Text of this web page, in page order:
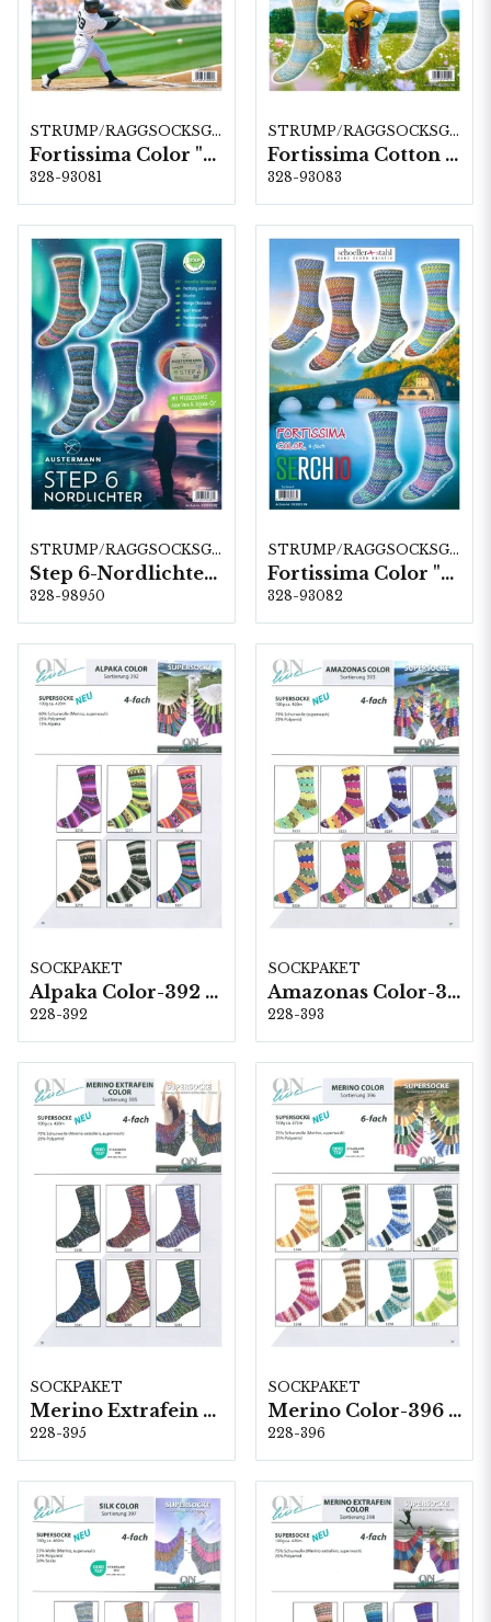
STRUMP/RAGGSOCKSGARN
Fortissima Color "Linienspiel" 4-fach, 6 färger á 1,0 kg.
328-93081
STRUMP/RAGGSOCKSGARN
Fortissima Cotton "Frühlingsgruss" 4-fach, 6 färger a1,0 kg.
328-93083
STRUMP/RAGGSOCKSGARN
Step 6-Nordlichter, 5 färger á 1,5 kg.
328-98950
STRUMP/RAGGSOCKSGARN
Fortissima Color "Serchio" 4-fach, 6 färger á 1,0 kg.
328-93082
SOCKPAKET
Alpaka Color-392 (4-fach) 6 x 1 kg
228-392
SOCKPAKET
Amazonas Color-393 (4-fach) 8 x 1 kg
228-393
SOCKPAKET
Merino Extrafein Color-395 (4-fach) 6 x 1 kg
228-395
SOCKPAKET
Merino Color-396 (6-fach) 8 x 1,5 kg
228-396